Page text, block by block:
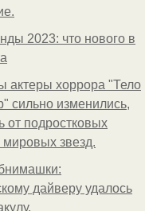
2023: что нового в
актеры хоррора "Тело
сильно изменились,
от подростковых
мировых звезд.
дайверу удалось